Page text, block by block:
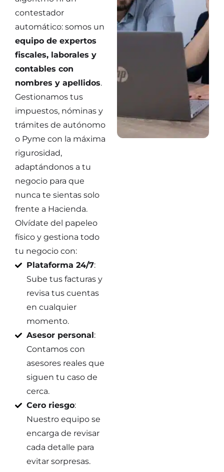
contestador
automático: somos un
equipo de expertos
fiscales, laborales y
contables con
nombres y apellidos.
Gestionamos tus
impuestos, nóminas y
trámites de autónomo
o Pyme con la máxima
rigurosidad,
adaptándonos a tu
negocio para que
nunca te sientas solo
frente a Hacienda.
Olvídate del papeleo
físico y gestiona todo
tu negocio con:
Plataforma 24/7:
Sube tus facturas y
revisa tus cuentas
en cualquier
momento.
Asesor personal:
Contamos con
asesores reales que
siguen tu caso de
cerca.
Cero riesgo:
Nuestro equipo se
encarga de revisar
cada detalle para
evitar sorpresas.